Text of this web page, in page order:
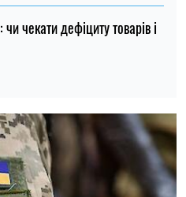
чекати дефіциту товарів і